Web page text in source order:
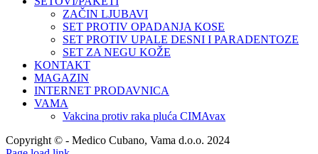
ZAČIN LJUBAVI
SET PROTIV OPADANJA KOSE
SET PROTIV UPALE DESNI I PARADENTOZE
SET ZA NEGU KOŽE
KONTAKT
MAGAZIN
INTERNET PRODAVNICA
VAMA
Vakcina protiv raka pluća CIMAvax
Copyright © - Medico Cubano, Vama d.o.o. 2024